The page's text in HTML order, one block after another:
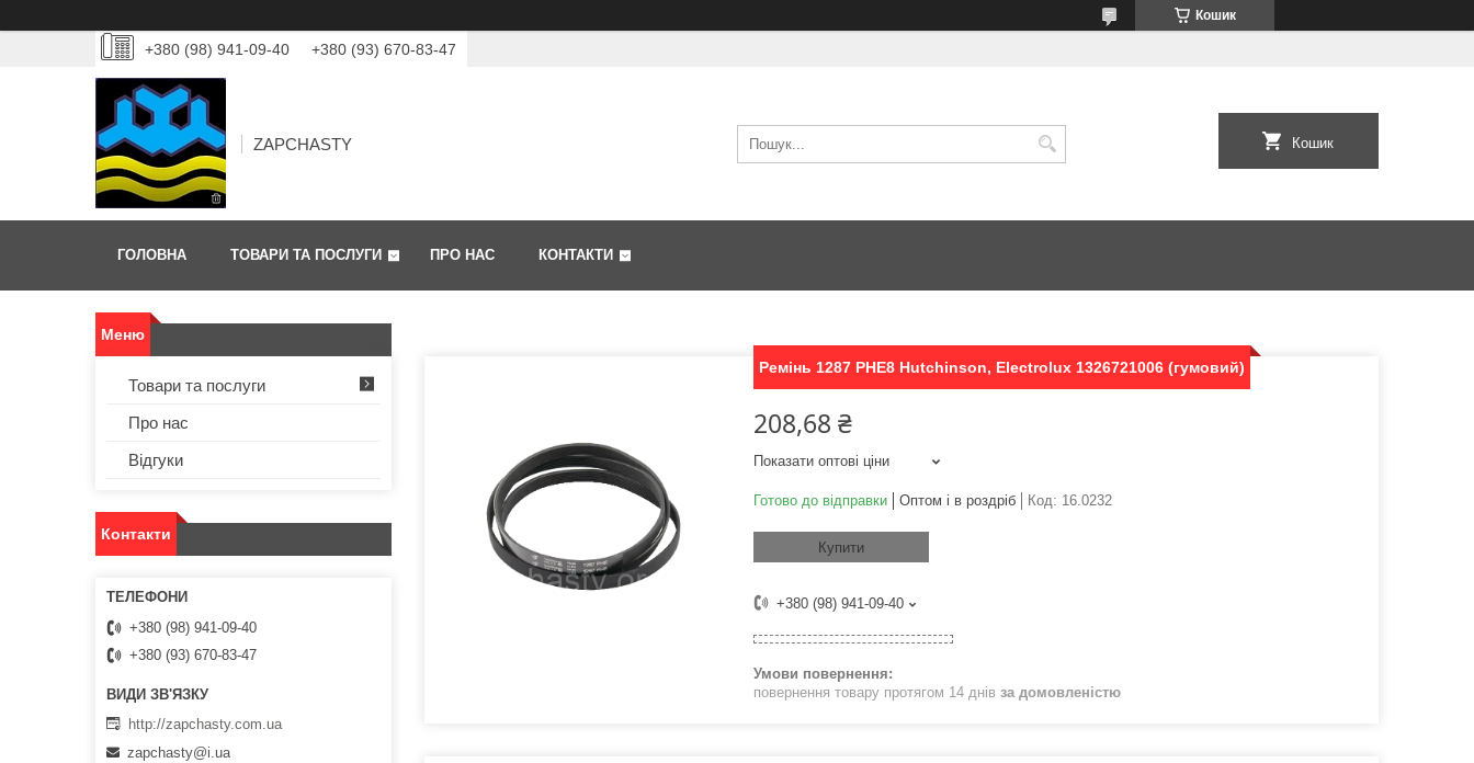
Кошик
+380 (98) 941-09-40 +380 (93) 670-83-47
ZAPCHASTY Кошик
ГОЛОВНА ТОВАРИ ТА ПОСЛУГИ ПРО НАС КОНТАКТИ
Ремінь 1287 PHE8 Hutchinson, Electrolux 1326721006 (гумовий)
208,68 ₴
Показати оптові ціни
Готово до відправки Оптом і в роздріб Код: 16.0232
Купити
+380 (98) 941-09-40
повернення товару протягом 14 днів за домовленістю
Товари та послуги
Про нас
Відгуки
Контакти
+380 (98) 941-09-40
+380 (93) 670-83-47
http://zapchasty.com.ua
zapchasty@i.ua